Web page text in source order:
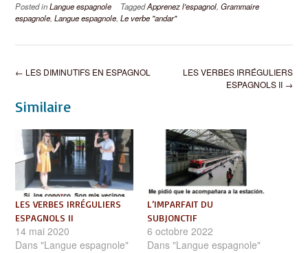
Posted inLangue espagnole TaggedApprenez l'espagnol, Grammaire
espagnole, Langue espagnole, Le verbe "andar"
Post
LES VERBES IRRÉGULIERS
ESPAGNOLS II →
← LES DIMINUTIFS EN ESPAGNOL
Similaire
LES VERBES IRRÉGULIERS
ESPAGNOLS II
14 mai 2020
Dans "Langue espagnole"
L’IMPARFAIT DU
SUBJONCTIF
6 octobre 2022
Dans "Langue espagnole"